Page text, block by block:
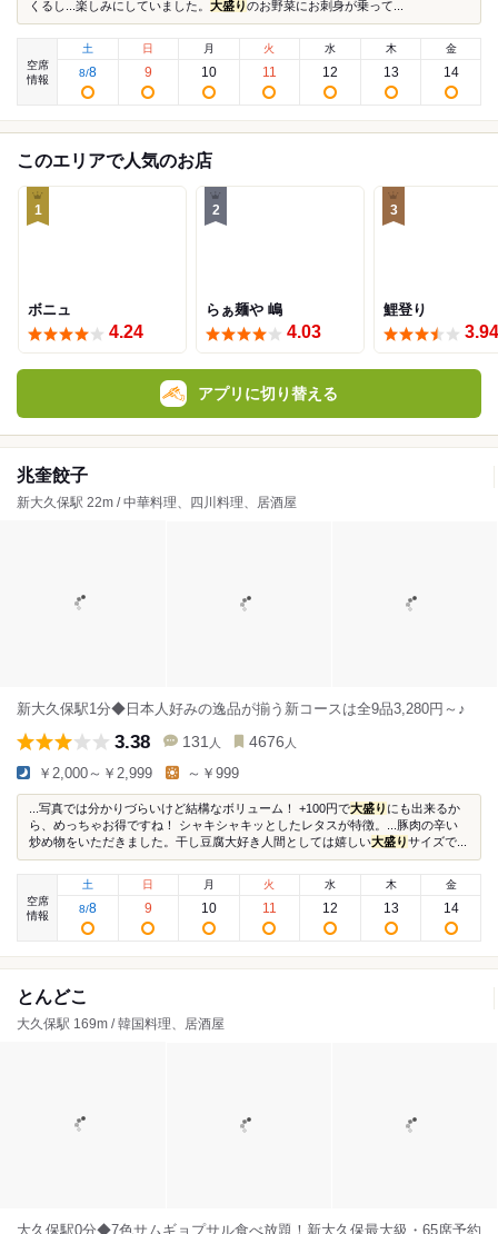
くるし...楽しみにしていました。 大盛りのお野菜にお刺身が乗って...
空席
情報
土
8/8
日
9
月
10
火
11
水
12
木
13
金
14
このエリアで人気のお店
1
ボニュ
4.24
2
らぁ麺や 嶋
4.03
3
鯉登り
3.94
アプリに切り替える
兆奎餃子
新大久保駅 22m / 中華料理、四川料理、居酒屋
新大久保駅1分◆日本人好みの逸品が揃う新コースは全9品3,280円～♪
3.38 131 人 4676 人
￥2,000～￥2,999 ～￥999
...写真では分かりづらいけど結構なボリューム！ +100円で大盛り にも出来るか
ら、めっちゃお得ですね！ シャキシャキッとしたレタスが特徴。...豚肉の辛い
炒め物をいただきました。干し豆腐大好き人間としては嬉しい大盛りサイズで...
空席
情報
土
8/8
日
9
月
10
火
11
水
12
木
13
金
14
とんどこ
大久保駅 169m / 韓国料理、居酒屋
大久保駅0分◆7色サムギョプサル食べ放題！新大久保最大級・65席予約